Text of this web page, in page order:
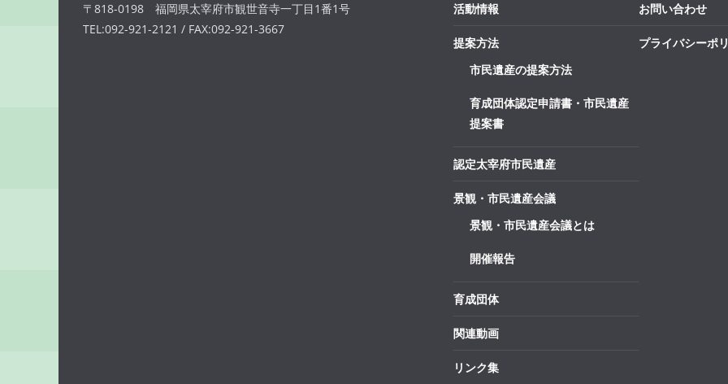
〒818-0198 福岡県太宰府市観世音寺一丁目1番1号
TEL:092-921-2121 / FAX:092-921-3667
活動情報
提案方法
市民遺産の提案方法
育成団体認定申請書・市民遺産
提案書
認定太宰府市民遺産
景観・市民遺産会議
景観・市民遺産会議とは
開催報告
育成団体
関連動画
リンク集
お問い合わせ
プライバシーポ